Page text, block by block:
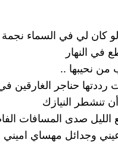
لو كان لي في السماء نجمة
في النهار
من نحيبها ..
رددتها حناجر الغارقين
تنشطر النيازك
الليل صدى المسافات
وجدائل مهساي اميني